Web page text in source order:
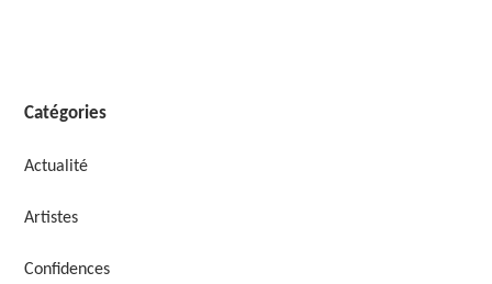
Catégories
Actualité
Artistes
Confidences